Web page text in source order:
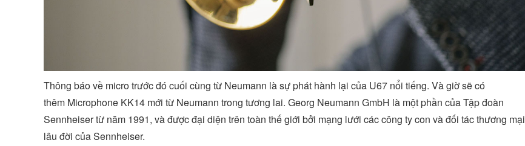
Thông báo về micro trước đó cuối cùng từ Neumann là sự phát hành lại của U67 nổi tiếng. Và giờ sẽ có
thêm Microphone KK14 mới từ Neumann trong tương lai. Georg Neumann GmbH là một phần của Tập đoàn
Sennheiser từ năm 1991, và được đại diện trên toàn thế giới bởi mạng lưới các công ty con và đối tác thương mại
lâu đời của Sennheiser.